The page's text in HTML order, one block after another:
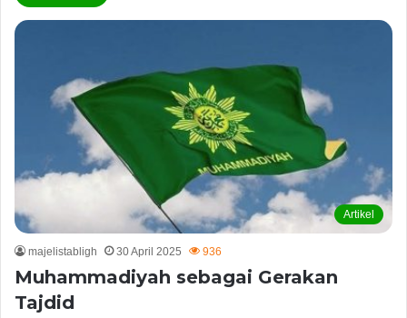
Artikel
majelistabligh 30 April 2025 936
Muhammadiyah sebagai Gerakan
Tajdid